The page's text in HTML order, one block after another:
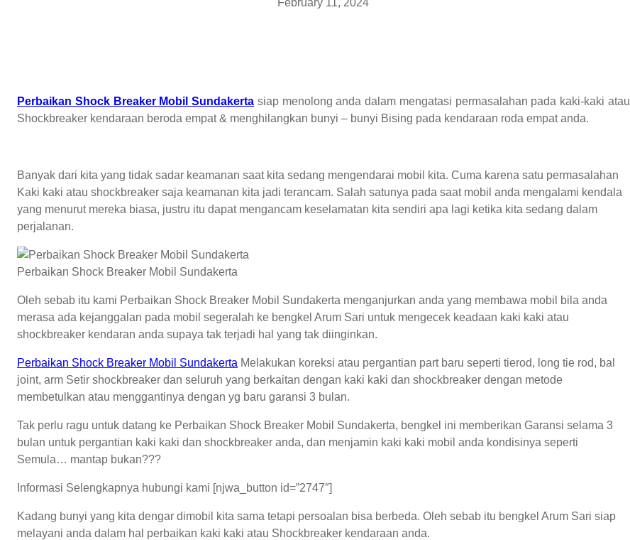
February 11, 2024
Perbaikan Shock Breaker Mobil Sundakerta siap menolong anda dalam mengatasi permasalahan pada kaki-kaki atau
Shockbreaker kendaraan beroda empat & menghilangkan bunyi – bunyi Bising pada kendaraan roda empat anda.
Banyak dari kita yang tidak sadar keamanan saat kita sedang mengendarai mobil kita. Cuma karena satu permasalahan
Kaki kaki atau shockbreaker saja keamanan kita jadi terancam. Salah satunya pada saat mobil anda mengalami kendala
yang menurut mereka biasa, justru itu dapat mengancam keselamatan kita sendiri apa lagi ketika kita sedang dalam
perjalanan.
Perbaikan Shock Breaker Mobil Sundakerta
Oleh sebab itu kami Perbaikan Shock Breaker Mobil Sundakerta menganjurkan anda yang membawa mobil bila anda
merasa ada kejanggalan pada mobil segeralah ke bengkel Arum Sari untuk mengecek keadaan kaki kaki atau
shockbreaker kendaran anda supaya tak terjadi hal yang tak diinginkan.
Perbaikan Shock Breaker Mobil Sundakerta Melakukan koreksi atau pergantian part baru seperti tierod, long tie rod, bal
joint, arm Setir shockbreaker dan seluruh yang berkaitan dengan kaki kaki dan shockbreaker dengan metode
membetulkan atau menggantinya dengan yg baru garansi 3 bulan.
Tak perlu ragu untuk datang ke Perbaikan Shock Breaker Mobil Sundakerta, bengkel ini memberikan Garansi selama 3
bulan untuk pergantian kaki kaki dan shockbreaker anda, dan menjamin kaki kaki mobil anda kondisinya seperti
Semula… mantap bukan???
Informasi Selengkapnya hubungi kami [njwa_button id=”2747″]
Kadang bunyi yang kita dengar dimobil kita sama tetapi persoalan bisa berbeda. Oleh sebab itu bengkel Arum Sari siap
melayani anda dalam hal perbaikan kaki kaki atau Shockbreaker kendaraan anda.